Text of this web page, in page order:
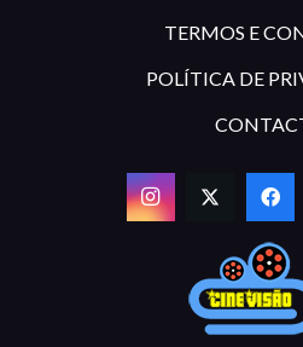
TERMOS E
POLÍTICA DE